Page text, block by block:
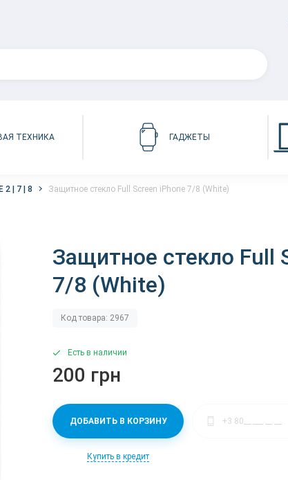
ТЕХНИКА ГАДЖЕТЫ
2 | 7 | 8 Защитное стекло Full Screen iPhone 7/8 (White)
Защитное стекло Full
7/8 (White)
Код товара: 2967
Есть в наличии
200 грн
ДОБАВИТЬ В КОРЗИНУ
Купить в кредит